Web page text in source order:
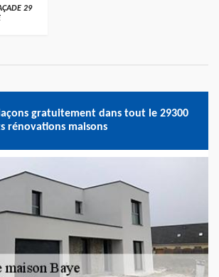
29
gratuitement dans tout le 29300
rénovations maisons